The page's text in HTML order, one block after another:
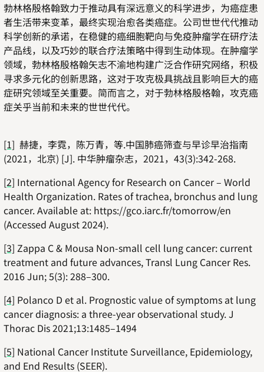
勃林格殷格翰致力于推动具有深远意义的科学进步，为癌症患
者生活带来变革，最终实现治愈各类癌症。公司世世代代推动
科学创新的承诺，在稳健的癌细胞靶向与免疫肿瘤学在研疗法
产品线，以及巧妙的联合疗法策略中得到生动体现。在肿瘤学
领域，勃林格殷格翰矢志不渝地构建广泛合作研究网络，积极
寻求多元化的创新思路，这对于攻克极具挑战且影响巨大的癌
症研究领域至关重要。简而言之，对于勃林格殷格翰，攻克癌
症关乎当前和未来的世世代代。
[1] 赫捷，李霓，陈万青，等.中国肺癌筛查与早诊早治指南
(2021，北京) [J]. 中华肿瘤杂志， 2021， 43(3):342-268.
[2] International Agency for Research on Cancer – World
Health Organization. Rates of trachea, bronchus and lung
cancer. Available at: https://gco.iarc.fr/tomorrow/en
(Accessed August 2024).
[3] Zappa C & Mousa Non-small cell lung cancer: current
treatment and future advances, Transl Lung Cancer Res.
2016 Jun; 5(3): 288–300.
[4] Polanco D et al. Prognostic value of symptoms at lung
cancer diagnosis: a three-year observational study. J
Thorac Dis 2021;13:1485–1494
[5] National Cancer Institute Surveillance, Epidemiology,
and End Results (SEER).